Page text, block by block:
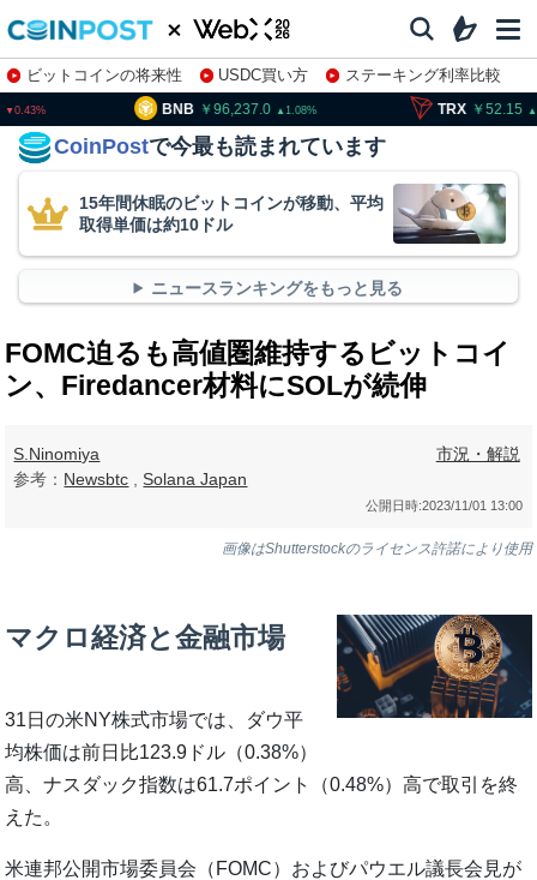
ビットコインの将来性 USDC買い方
ステーキング利率比較
株特集・関連銘柄
96,237.0 TRX 52.15 SOL
CoinPostで今最も読まれています
15年間休眠のビットコインが移動、平均
取得単価は約10ドル
ニュースランキングをもっと見る
FOMC迫るも高値圏維持するビットコイ
ン、Firedancer材料にSOLが続伸
S.Ninomiya
参考： Newsbtc Solana Japan
市況・解説
公開日時:2023/11/01 13:00
画像はShutterstockのライセンス許諾により使用
マクロ経済と金融市場
31日の米NY株式市場では、ダウ平
均株価は前日比123.9ドル（0.38%）
高、ナスダック指数は61.7ポイント（0.48%）高で取引を終
えた。
米連邦公開市場委員会（FOMC）およびパウエル議長会見が